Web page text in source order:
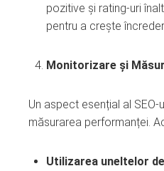
pozitive și rating-uri
pentru a crește
Monitorizare și
Un aspect esențial al
măsurarea performanței.
Utilizarea uneltelor